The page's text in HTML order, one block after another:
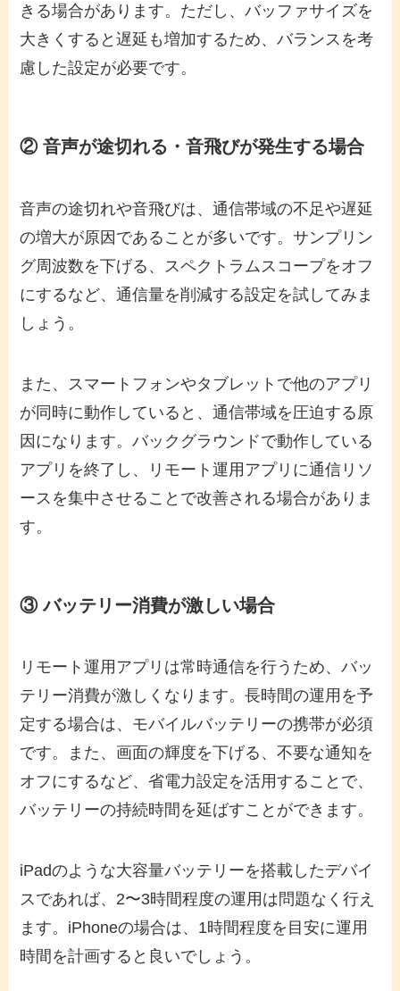
きる場合があります。ただし、バッファサイズを
大きくすると遅延も増加するため、バランスを考
慮した設定が必要です。
② 音声が途切れる・音飛びが発生する場合
音声の途切れや音飛びは、通信帯域の不足や遅延
の増大が原因であることが多いです。サンプリン
グ周波数を下げる、スペクトラムスコープをオフ
にするなど、通信量を削減する設定を試してみま
しょう。
また、スマートフォンやタブレットで他のアプリ
が同時に動作していると、通信帯域を圧迫する原
因になります。バックグラウンドで動作している
アプリを終了し、リモート運用アプリに通信リソ
ースを集中させることで改善される場合がありま
す。
③ バッテリー消費が激しい場合
リモート運用アプリは常時通信を行うため、バッ
テリー消費が激しくなります。長時間の運用を予
定する場合は、モバイルバッテリーの携帯が必須
です。また、画面の輝度を下げる、不要な通知を
オフにするなど、省電力設定を活用することで、
バッテリーの持続時間を延ばすことができます。
iPadのような大容量バッテリーを搭載したデバイ
スであれば、2〜3時間程度の運用は問題なく行え
ます。iPhoneの場合は、1時間程度を目安に運用
時間を計画すると良いでしょう。